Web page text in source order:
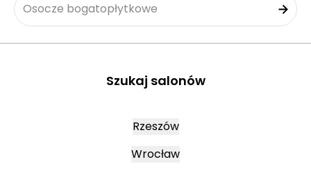
Osocze bogatopłytkowe
Szukaj salonów
Rzeszów
Wrocław